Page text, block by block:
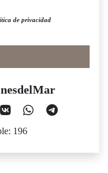
de privacidad
196